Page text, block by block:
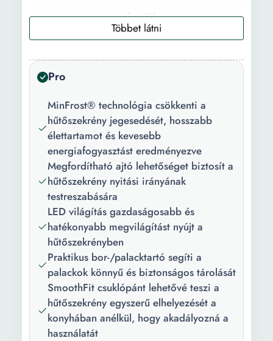
Ajtó nyítása:
Megfordítható ajtó
Energiahatékonyság
a legújabb európai
előírások szerint:
E energiaosztály
38 dB
Nettó
űrtartalom:
386 l
Speciális
rekeszek:
Zöldség és gyümölcs
rekesz
Hozzátartozó
kiegészítők:
Tojástartó Palacktartó
Jégkockatartó
Szín:
Ezüstszín
Hűtőrendszer: Statikus
energiafogyasztás:
254 kWh
Tápfeszültség:
Pro
MinFrost® technológia csökkenti a
hűtőszekrény jegesedését, hosszabb
élettartamot és kevesebb
energiafogyasztást eredményezve
Megfordítható ajtó lehetőséget biztosít a
hűtőszekrény nyitási irányának
testreszabására
LED világítás gazdaságosabb és
hatékonyabb megvilágítást nyújt a
hűtőszekrényben
Praktikus bor-/palacktartó segíti a
palackok könnyű és biztonságos tárolását
SmoothFit csuklópánt lehetővé teszi a
hűtőszekrény egyszerű elhelyezését a
konyhában anélkül, hogy akadályozná a
használatát